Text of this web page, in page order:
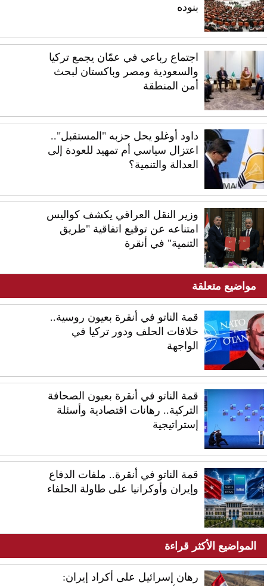
بنوده
اجتماع رباعي في عمّان يجمع تركيا
والسعودية ومصر وباكستان لبحث
أمن المنطقة
داود أوغلو يحل حزبه "المستقبل"..
اعتزال سياسي أم تمهيد للعودة إلى
العدالة والتنمية؟
وزير النقل العراقي يكشف كواليس
امتناعه عن توقيع اتفاقية "طريق
التنمية" في أنقرة
مواضيع متعلقة
قمة الناتو في أنقرة بعيون روسية..
خلافات الحلف ودور تركيا في
الواجهة
قمة الناتو في أنقرة بعيون الصحافة
التركية.. رهانات اقتصادية وأسئلة
إستراتيجية
قمة الناتو في أنقرة.. ملفات الدفاع
وإيران وأوكرانيا على طاولة الحلفاء
المواضيع الأكثر قراءة
رهان إسرائيل على أكراد إيران: